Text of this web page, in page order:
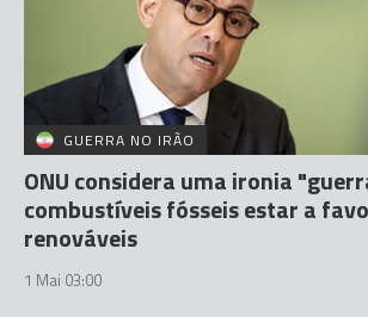
GUERRA NO IRÃO
ONU considera uma ironia
combustíveis fósseis estar a
renováveis
1 Mai 03:00